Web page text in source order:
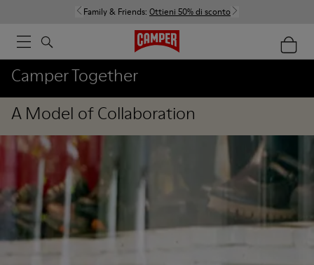
Family & Friends: Ottieni 50% di sconto
Camper Together
A Model of Collaboration
Stores Shoes